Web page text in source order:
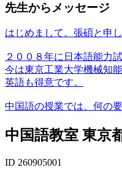
先生からメッセージ
はじめまして。張碩と申し
２００８年に日本語能力
今は東京工業大学機械知
英語も得意です。
中国語の授業では、何の
中国語教室 東京
ID 260905001